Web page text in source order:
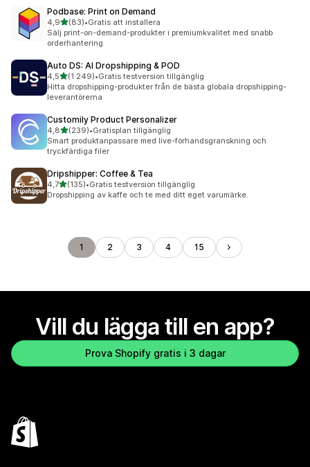
Podbase: Print on Demand
4,9av 5 stjärnor
(83)
83 recensioner totalt
•Gratis att installera
Sälj print-on-demand-produkter i premiumkvalitet med snabb
orderhantering
Auto DS: AI Dropshipping & POD
4,5av 5 stjärnor
(1 249)
1249 recensioner totalt
•Gratis testversion tillgänglig
Hitta dropshipping-produkter från de bästa globala dropshipping-
leverantörerna
Customily Product Personalizer
4,8av 5 stjärnor
(239)
239 recensioner totalt
•Gratisplan tillgänglig
Smart produktanpassare med live-förhandsgranskning och
tryckfärdiga filer
Dripshipper: Coffee & Tea
4,7av 5 stjärnor
(135)
135 recensioner totalt
•Gratis testversion tillgänglig
Dropshipping av kaffe och te med ditt eget varumärke.
1 2 3 4 15
Vill du lägga till en app?
Prova Shopify gratis i 3 dagar